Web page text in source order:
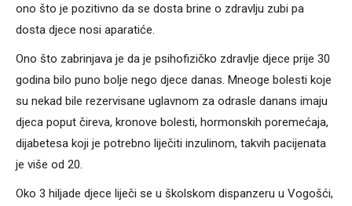
ono što je pozitivno da se dosta brine o zdravlju zubi pa
dosta djece nosi aparatiće.
Ono što zabrinjava je da je psihofizičko zdravlje djece prije 30
godina bilo puno bolje nego djece danas. Mneoge bolesti koje
su nekad bile rezervisane uglavnom za odrasle danans imaju
djeca poput čireva, kronove bolesti, hormonskih poremećaja,
dijabetesa koji je potrebno liječiti inzulinom, takvih pacijenata
je više od 20.
Oko 3 hiljade djece liječi se u školskom dispanzeru u Vogošći,